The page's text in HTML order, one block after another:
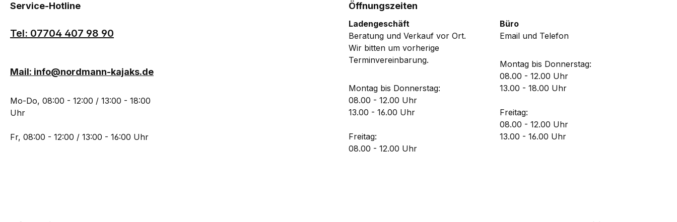
Service-Hotline
Tel: 07704 407 98 90
Mail: info@nordmann-kajaks.de
Mo-Do, 08:00 - 12:00 / 13:00 - 18:00
Uhr
Fr, 08:00 - 12:00 / 13:00 - 16:00 Uhr
Öffnungszeiten
Ladengeschäft
Beratung und Verkauf vor Ort.
Wir bitten um vorherige
Terminvereinbarung.
Montag bis Donnerstag:
08.00 - 12.00 Uhr
13.00 - 16.00 Uhr
Freitag:
08.00 - 12.00 Uhr
Büro
Email und Telefon
Montag bis Donnerstag:
08.00 - 12.00 Uhr
13.00 - 18.00 Uhr
Freitag:
08.00 - 12.00 Uhr
13.00 - 16.00 Uhr